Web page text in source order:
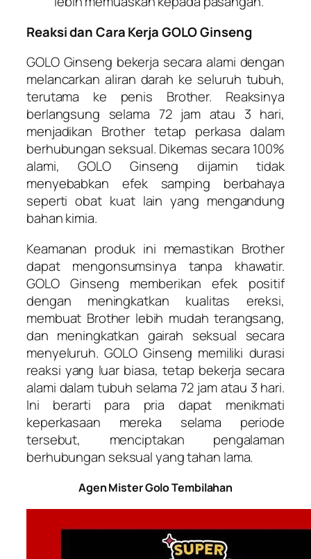
Reaksi dan Cara Kerja GOLO Ginseng
GOLO Ginseng bekerja secara alami dengan
melancarkan aliran darah ke seluruh tubuh,
terutama ke penis Brother. Reaksinya
berlangsung selama 72 jam atau 3 hari,
menjadikan Brother tetap perkasa dalam
berhubungan seksual. Dikemas secara 100%
alami, GOLO Ginseng dijamin tidak
menyebabkan efek samping berbahaya
seperti obat kuat lain yang mengandung
bahan kimia.
Keamanan produk ini memastikan Brother
dapat mengonsumsinya tanpa khawatir.
GOLO Ginseng memberikan efek positif
dengan meningkatkan kualitas ereksi,
membuat Brother lebih mudah terangsang,
dan meningkatkan gairah seksual secara
menyeluruh. GOLO Ginseng memiliki durasi
reaksi yang luar biasa, tetap bekerja secara
alami dalam tubuh selama 72 jam atau 3 hari.
Ini berarti para pria dapat menikmati
keperkasaan mereka selama periode
tersebut, menciptakan pengalaman
berhubungan seksual yang tahan lama.
Agen Mister Golo Tembilahan